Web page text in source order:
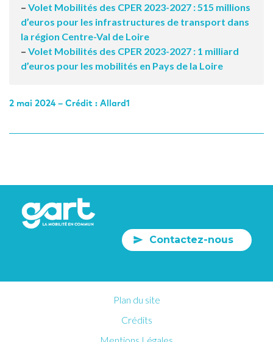
– Volet Mobilités des CPER 2023-2027 : 515 millions
d’euros pour les infrastructures de transport dans
la région Centre-Val de Loire
– Volet Mobilités des CPER 2023-2027 : 1 milliard
d’euros pour les mobilités en Pays de la Loire
2 mai 2024 – Crédit : Allard1
Contactez-nous
Plan du site
Crédits
Mentions Légales